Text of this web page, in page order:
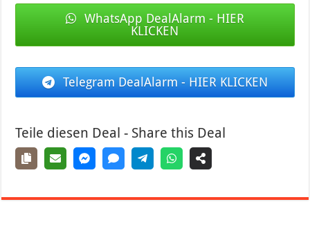
WhatsApp DealAlarm - HIER
KLICKEN
Telegram DealAlarm - HIER KLICKEN
Teile diesen Deal - Share this Deal